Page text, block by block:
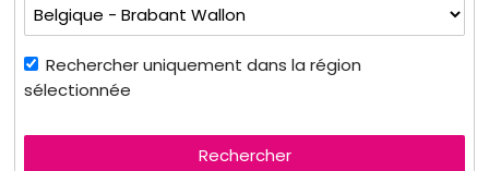
Rechercher uniquement dans la région
sélectionnée
Rechercher